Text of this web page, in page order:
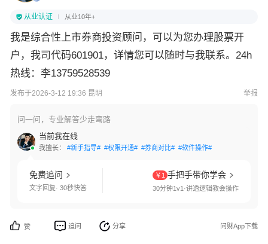
从业认证 从业10年+
我是综合性上市券商投资顾问，可以为您办理股票开
户，我司代码601901，详情您可以随时与我联系。24h
热线：李13759528539
发布于2026-3-12 19:36 昆明 举报
问一问，专业解答少走弯路
当前我在线
我擅长： #新手指导# #权限开通# #券商对比# #软件操作#
免费追问
文字回复· 30秒快答
￥1 手把手带你学会
30分钟1v1·讲透逻辑教会操作
赞 追问 分享 问财App下载